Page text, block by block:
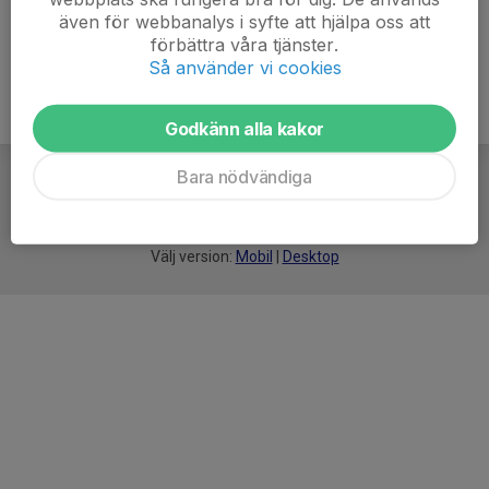
henrik@grastorpkampsport.se
Välj version: Mobil Desktop
även för webbanalys i syfte att hjälpa oss att
förbättra våra tjänster.
Så använder vi cookies
Godkänn alla kakor
Bara nödvändiga